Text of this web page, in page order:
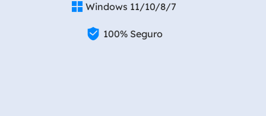
 Windows 11/10/8/7
 100% Seguro